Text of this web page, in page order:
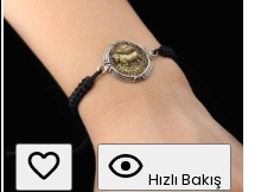
Hızlı Bakış